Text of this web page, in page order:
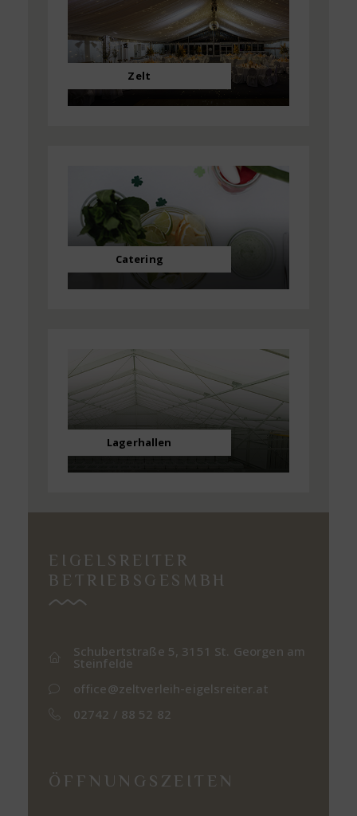
Zelt
Catering
Lagerhallen
EIGELSREITER
BETRIEBSGESMBH
Schubertstraße 5, 3151 St. Georgen am
Steinfelde
office@zeltverleih-eigelsreiter.at
02742 / 88 52 82
ÖFFNUNGSZEITEN